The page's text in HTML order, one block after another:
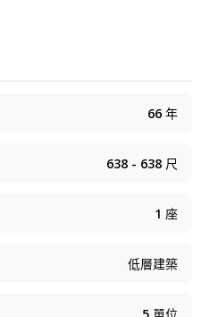
66 年
638 - 638 尺
1 座
低層建築